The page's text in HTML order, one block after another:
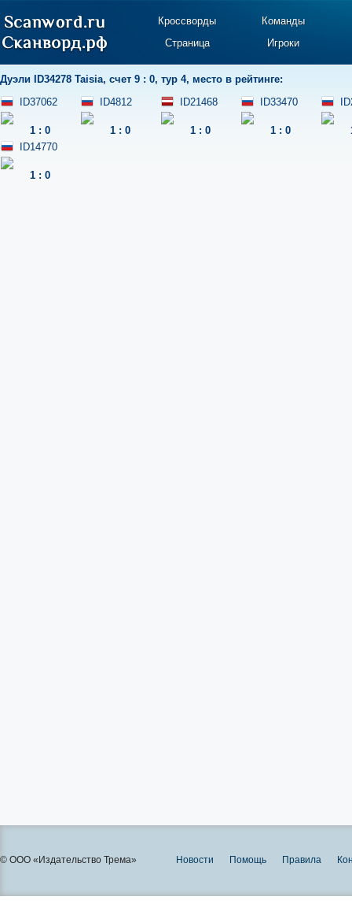
Кроссворды
Команды
Страница
Игроки
Дуэли ID34278 Taisia, счет 9 : 0, тур 4, место в рейтинге:
ID37062
1 : 0
ID4812
1 : 0
ID21468
1 : 0
ID33470
1 : 0
ID14770
1 : 0
© ООО «Издательство Трема» Новости Помощь Правила